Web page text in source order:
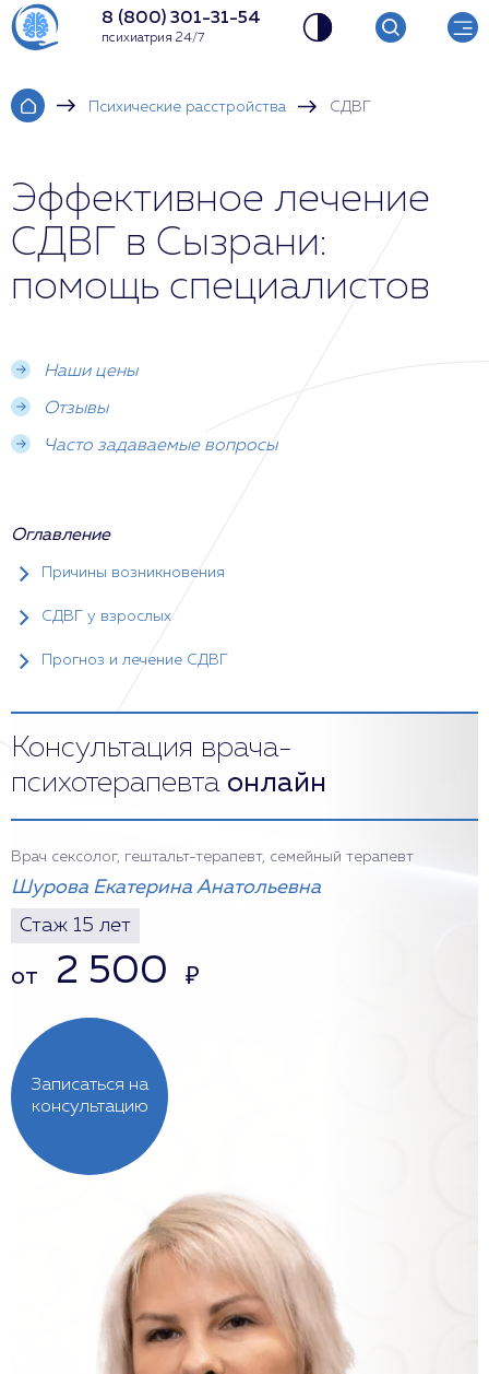
8 (800) 301-31-54
психиатрия 24/7
Психические расстройства СДВГ
Эффективное лечение
СДВГ в Сызрани:
помощь специалистов
Наши цены
Отзывы
Часто задаваемые вопросы
Оглавление
Причины возникновения
СДВГ у взрослых
Прогноз и лечение СДВГ
Консультация врача-
психотерапевта онлайн
Записаться на
консультацию
Врач сексолог, гештальт-терапевт, семейный терапевт
Шурова Екатерина Анатольевна
Стаж 15 лет
от 2 500 ₽